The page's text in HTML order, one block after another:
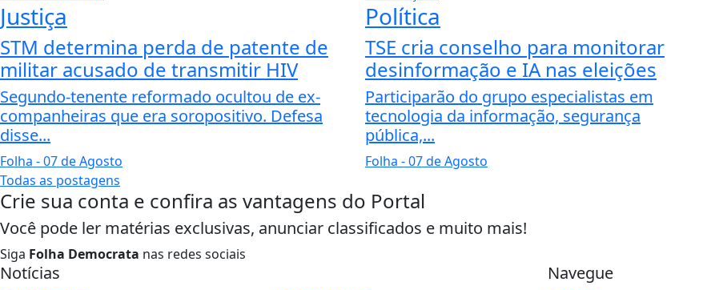
Justiça
STM determina perda de patente de
militar acusado de transmitir HIV
Segundo-tenente reformado ocultou de ex-
companheiras que era soropositivo. Defesa
disse...
Folha - 07 de Agosto
Política
TSE cria conselho para monitorar
desinformação e IA nas eleições
Participarão do grupo especialistas em
tecnologia da informação, segurança
pública,...
Folha - 07 de Agosto
Todas as postagens
Crie sua conta e confira as vantagens do Portal
Você pode ler matérias exclusivas, anunciar classificados e muito mais!
Siga Folha Democrata nas redes sociais
Notícias Navegue